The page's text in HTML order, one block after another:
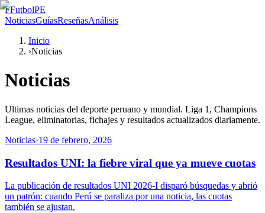
FFutbolPE
NoticiasGuíasReseñasAnálisis
Inicio
›Noticias
Noticias
Ultimas noticias del deporte peruano y mundial. Liga 1, Champions
League, eliminatorias, fichajes y resultados actualizados diariamente.
Noticias·19 de febrero, 2026
Resultados UNI: la fiebre viral que ya mueve cuotas
La publicación de resultados UNI 2026-I disparó búsquedas y abrió
un patrón: cuando Perú se paraliza por una noticia, las cuotas
también se ajustan.